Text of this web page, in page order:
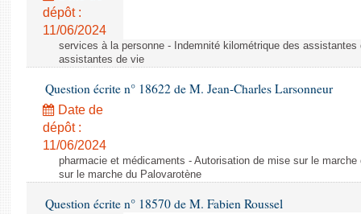
dépôt :
11/06/2024
services à la personne - Indemnité kilométrique des
assistantes de vie
Question écrite n° 18622 de M. Jean-Charles Larsonneur
Date de
dépôt :
11/06/2024
pharmacie et médicaments - Autorisation de mise sur le
sur le marche du Palovarotène
Question écrite n° 18570 de M. Fabien Roussel